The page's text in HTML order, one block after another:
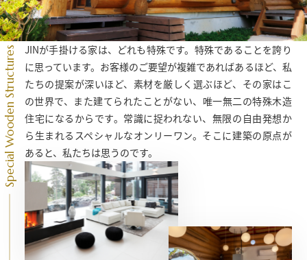
Special Wooden Structures
JINが手掛ける家は、どれも特殊です。特殊であることを誇り
に思っています。お客様のご要望が複雑であればあるほど、私
たちの提案が深いほど、素材を厳しく選ぶほど、その家はこ
の世界で、また建てられたことがない、唯一無二の特殊木造
住宅になるからです。常識に捉われない、無限の自由発想か
ら生まれるスペシャルなオンリーワン。そこに建築の原点が
あると、私たちは思うのです。